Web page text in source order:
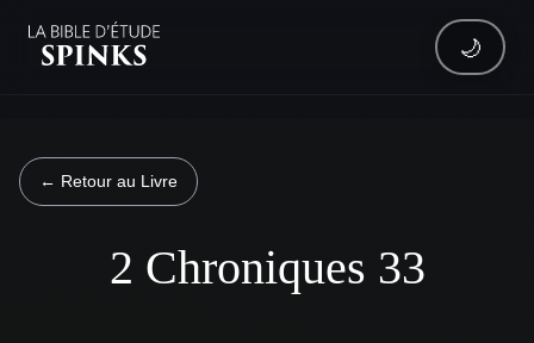
🌙
← Retour au Livre
2 Chroniques 33